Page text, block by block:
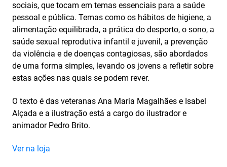
sociais, que tocam em temas essenciais para a saúde
pessoal e pública. Temas como os hábitos de higiene, a
alimentação equilibrada, a prática do desporto, o sono, a
saúde sexual reprodutiva infantil e juvenil, a prevenção
da violência e de doenças contagiosas, são abordados
de uma forma simples, levando os jovens a refletir sobre
estas ações nas quais se podem rever.
O texto é das veteranas Ana Maria Magalhães e Isabel
Alçada e a ilustração está a cargo do ilustrador e
animador Pedro Brito.
Ver na loja